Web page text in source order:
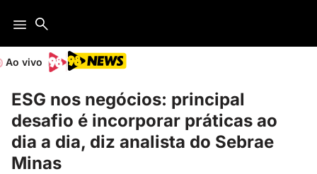
Ao vivo
ESG nos negócios: principal
desafio é incorporar práticas ao
dia a dia, diz analista do Sebrae
Minas